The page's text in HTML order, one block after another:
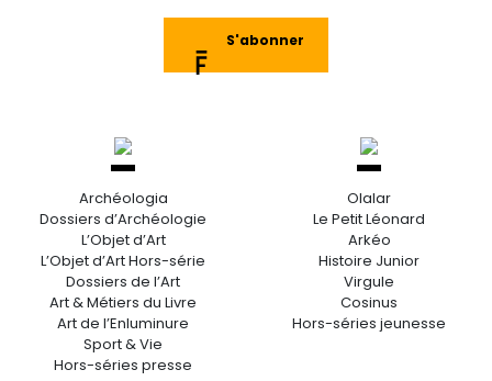
S'abonner
Archéologia
Dossiers d’Archéologie
L’Objet d’Art
L’Objet d’Art Hors-série
Dossiers de l’Art
Art & Métiers du Livre
Art de l’Enluminure
Sport & Vie
Hors-séries presse
Olalar
Le Petit Léonard
Arkéo
Histoire Junior
Virgule
Cosinus
Hors-séries jeunesse